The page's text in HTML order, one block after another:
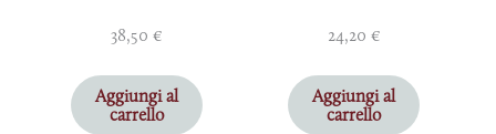
38,50€
Aggiungi al
carrello
24,20€
Aggiungi al
carrello